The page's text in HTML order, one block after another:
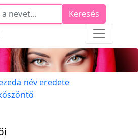
Keresés
név eredete